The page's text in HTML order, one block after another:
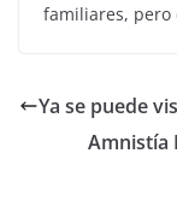
familiares, pero
Ya se puede
Amnistía